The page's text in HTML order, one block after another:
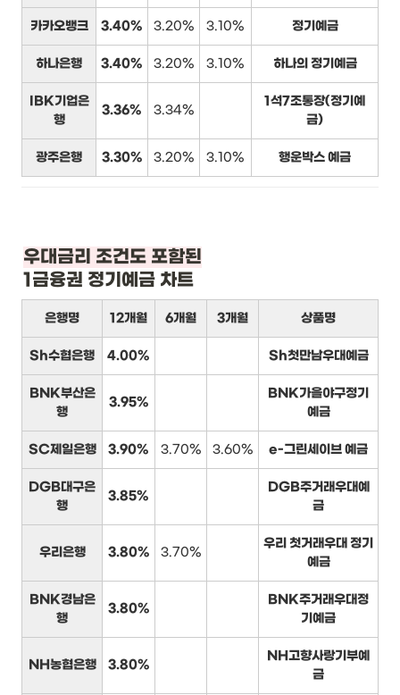
카카오뱅크 3.40% 3.20% 3.10% 정기예금
하나은행 3.40% 3.20% 3.10% 하나의 정기예금
IBK기업은
행
3.36% 3.34%
1석7조통장(정기예
금)
광주은행 3.30% 3.20% 3.10% 행운박스 예금
1금융권 정기예금 차트
은행명 12개월 6개월 3개월 상품명
Sh수협은행 4.00% Sh첫만남우대예금
BNK부산은
행
3.95%
BNK가을야구정기
예금
SC제일은행 3.90% 3.70% 3.60% e-그린세이브 예금
DGB대구은
행
3.85%
DGB주거래우대예
금
우리은행 3.80% 3.70%
우리 첫거래우대 정기
예금
BNK경남은
행
3.80%
BNK주거래우대정
기예금
NH농협은행 3.80%
NH고향사랑기부예
금